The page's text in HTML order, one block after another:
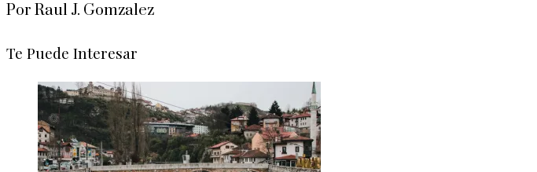
Por Raul J. Gomzalez
Te Puede Interesar